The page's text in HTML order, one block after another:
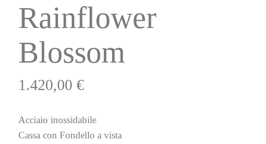
Rainflower
Blossom
1.420,00€
Acciaio inossidabile
Cassa con Fondello a vista